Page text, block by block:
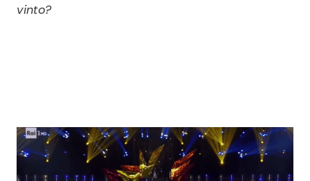
News Musica
vinto?